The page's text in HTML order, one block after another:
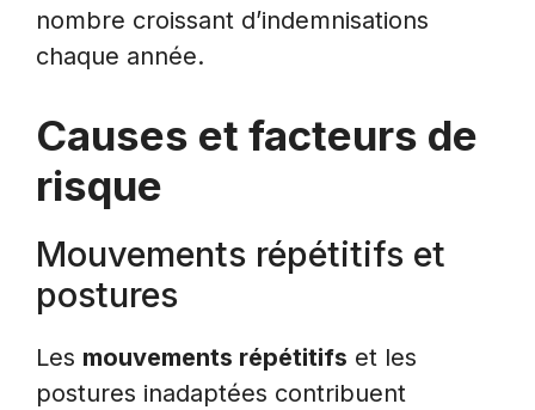
nombre croissant d’indemnisations
chaque année.
Causes et facteurs de
risque
Mouvements répétitifs et
postures
Les mouvements répétitifs et les
postures inadaptées contribuent